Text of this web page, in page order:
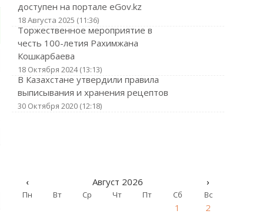
доступен на портале eGov.kz
18 Августа 2025 (11:36)
Торжественное мероприятие в
честь 100-летия Рахимжана
Кошкарбаева
18 Октября 2024 (13:13)
В Казахстане утвердили правила
выписывания и хранения рецептов
30 Октября 2020 (12:18)
‹ Август 2026 ›
Пн Вт Ср Чт Пт Сб Вс
1
2